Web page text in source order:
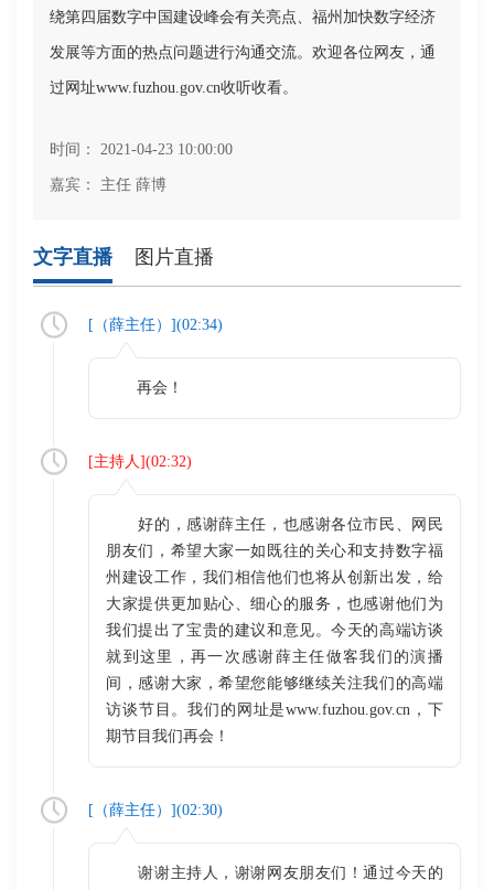
绕第四届数字中国建设峰会有关亮点、福州加快数字经济
发展等方面的热点问题进行沟通交流。欢迎各位网友，通
过网址www.fuzhou.gov.cn收听收看。
时间： 2021-04-23 10:00:00
嘉宾： 主任 薛博
文字直播 图片直播
[（薛主任）](02:34)
再会！
[主持人](02:32)
好的，感谢薛主任，也感谢各位市民、网民
朋友们，希望大家一如既往的关心和支持数字福
州建设工作，我们相信他们也将从创新出发，给
大家提供更加贴心、细心的服务，也感谢他们为
我们提出了宝贵的建议和意见。今天的高端访谈
就到这里，再一次感谢薛主任做客我们的演播
间，感谢大家，希望您能够继续关注我们的高端
访谈节目。我们的网址是www.fuzhou.gov.cn，下
期节目我们再会！
[（薛主任）](02:30)
谢谢主持人，谢谢网友朋友们！通过今天的